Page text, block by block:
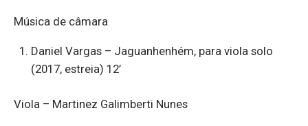
Música de câmara
Daniel Vargas – Jaguanhenhém, para viola solo
(2017, estreia) 12’
Viola – Martinez Galimberti Nunes